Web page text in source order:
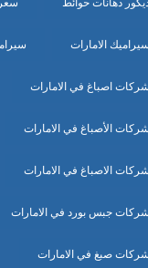
دهانات حوائط
سيراميك الامارات
شركات اصباغ في الامارات
شركات الأصباغ في الامارات
شركات الاصباغ في الامارات
شركات جبس بورد في الامارات
شركات صبغ في الامارات